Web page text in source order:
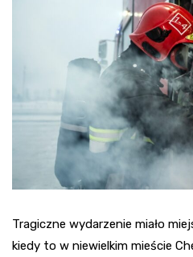
Tragiczne wydarzenie miało
kiedy to w niewielkim mieście